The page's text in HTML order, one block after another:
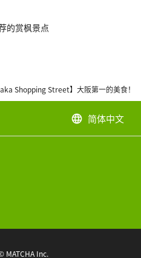
的赏枫景点
Shopping Street】大阪第一的美食！
language 简体中文
MATCHA Inc.